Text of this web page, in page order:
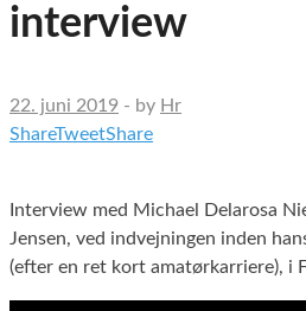
interview
22. juni 2019 - by Hr
ShareTweetShare
Interview med Michael Delarosa
Jensen, ved indvejningen inden
(efter en ret kort amatørkarriere), i